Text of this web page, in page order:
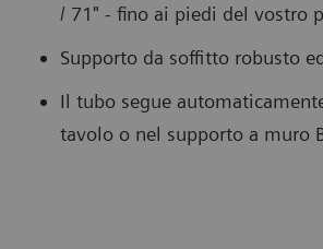
/ 71" - fino ai piedi del vostro
Supporto da soffitto robusto
Il tubo segue
tavolo o nel supporto a muro